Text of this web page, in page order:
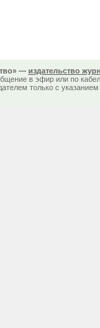
— издательство
в эфир или по
только с